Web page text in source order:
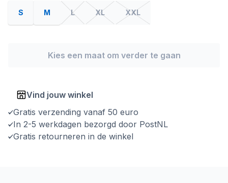
S M L XL XXL
Kies een maat om verder te gaan
Vind jouw winkel
Gratis verzending vanaf 50 euro
In 2-5 werkdagen bezorgd door PostNL
Gratis retourneren in de winkel